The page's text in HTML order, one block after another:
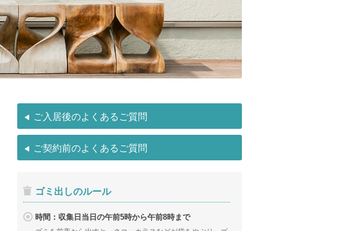
ご入居後のよくあるご質問
ご契約前のよくあるご質問
ゴミ出しのルール
時間：収集日当日の午前5時から午前8時まで